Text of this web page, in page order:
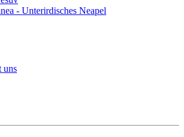
- Unterirdisches Neapel
uns